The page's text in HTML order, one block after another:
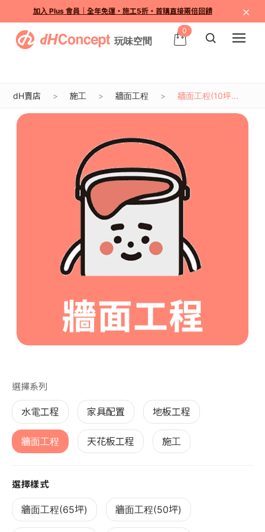
加入 Plus 會員｜全年免運・施工5折・首購直接兩倍回饋 ×
0
dH賣店 施工 牆面工程 牆面工程(10坪...
選擇系列
水電工程 家具配置 地板工程
牆面工程 天花板工程 施工
選擇樣式
牆面工程(65坪) 牆面工程(50坪)